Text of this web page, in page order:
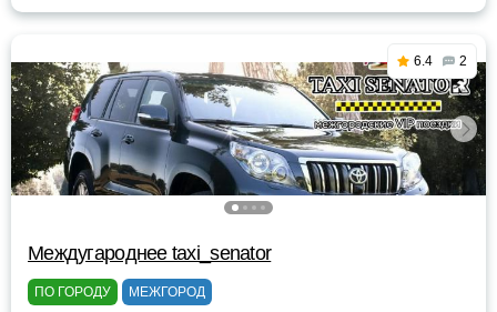
6.4 2
Междугароднее taxi_senator
ПО ГОРОДУ МЕЖГОРОД